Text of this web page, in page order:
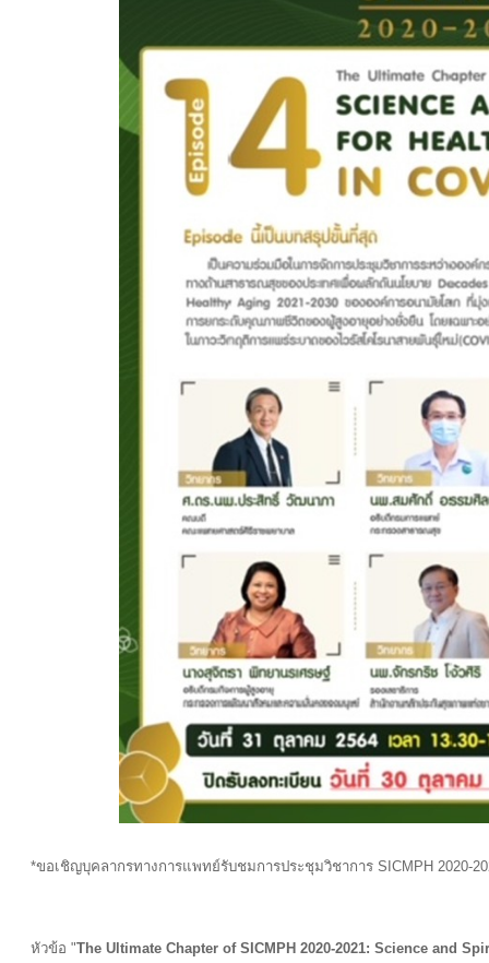
*ขอเชิญบุคลากรทางการแพทย์รับชมการประชุมวิชาการ SICMPH 2020-
หัวข้อ "The Ultimate Chapter of SICMPH 2020-2021: Science and